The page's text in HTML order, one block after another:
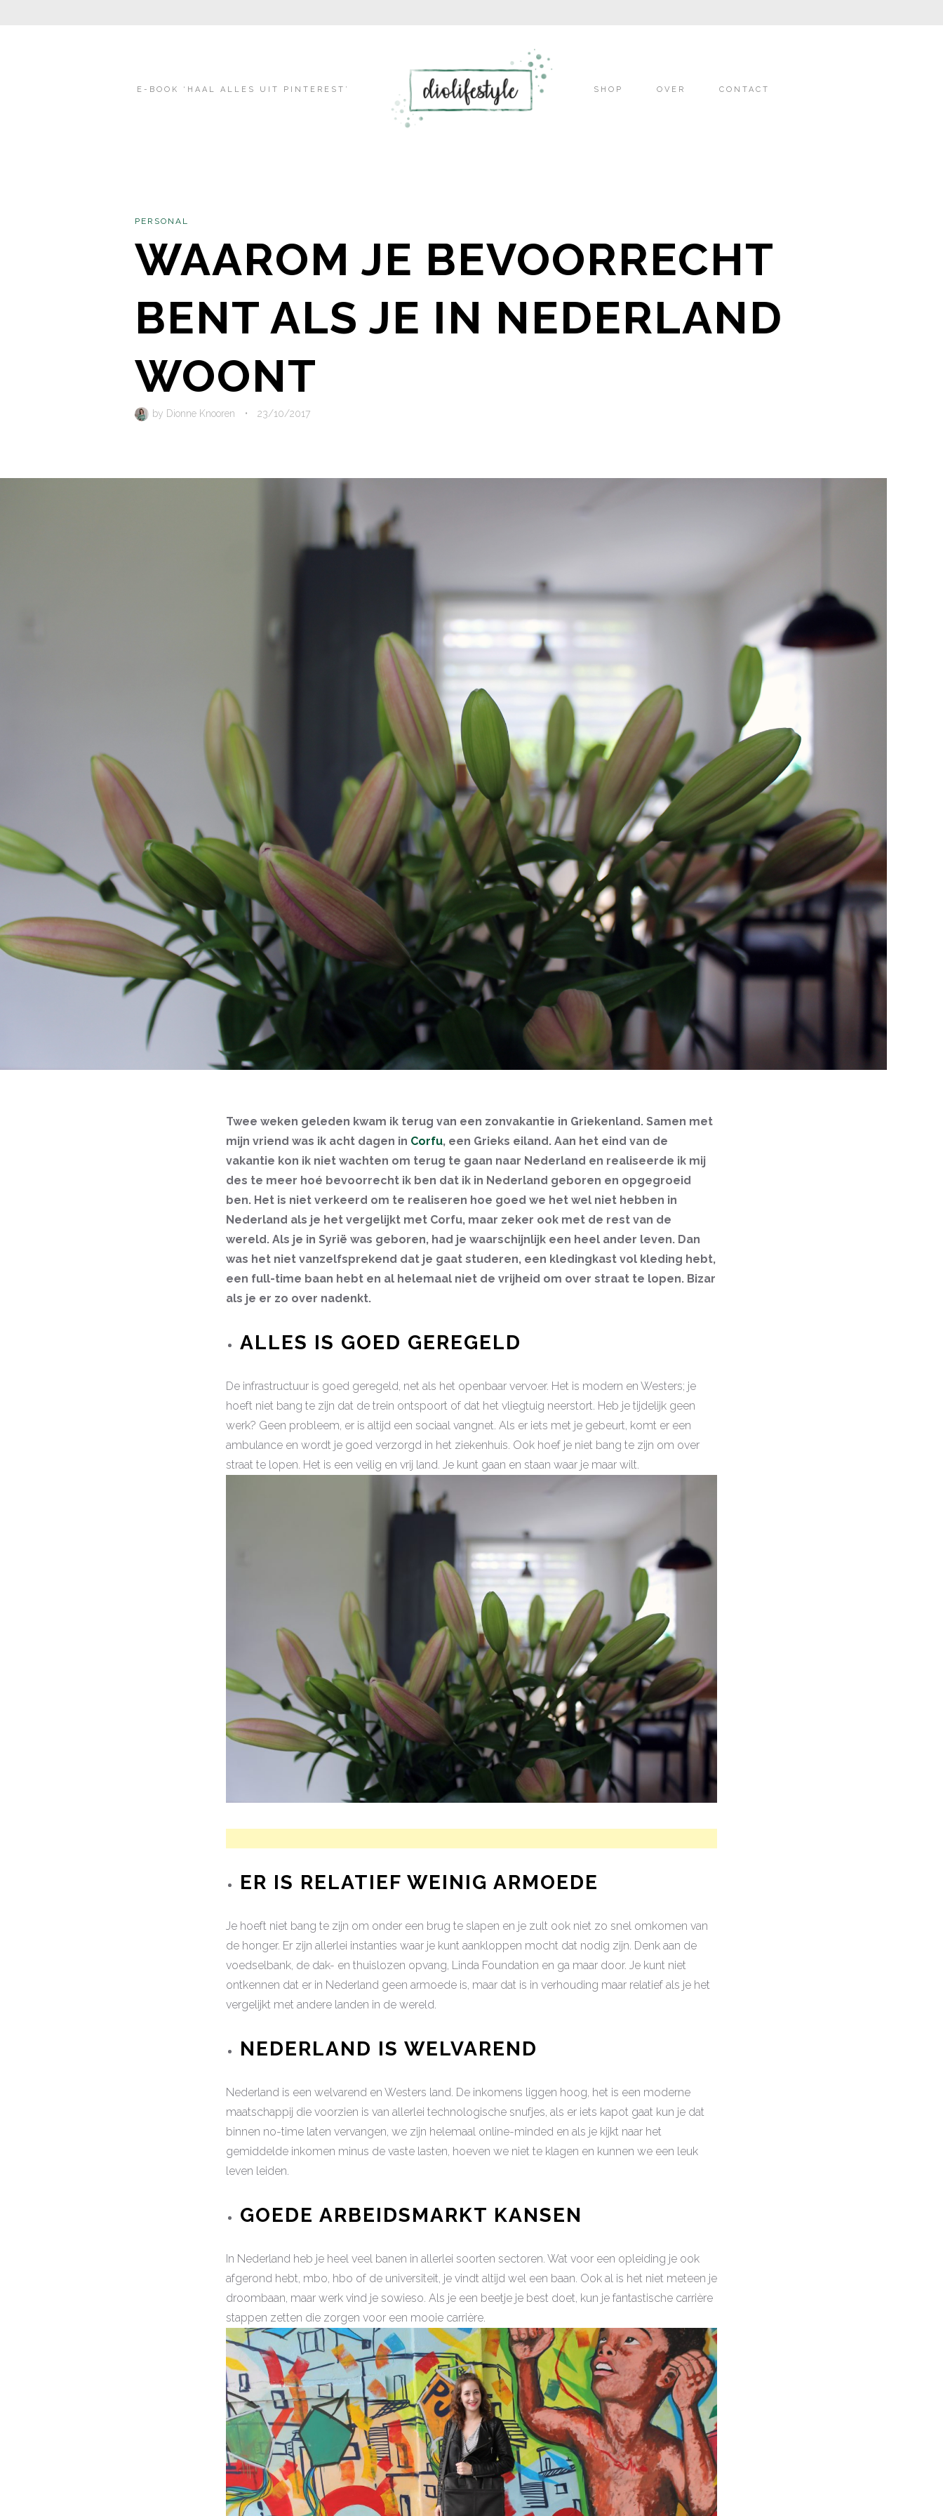
E-BOOK ‘HAAL ALLES UIT PINTEREST’ SHOP OVER CONTACT
PERSONAL
WAAROM JE BEVOORRECHT
BENT ALS JE IN NEDERLAND
WOONT
by Dionne Knooren • 23/10/2017
Twee weken geleden kwam ik terug van een zonvakantie in Griekenland. Samen met
mijn vriend was ik acht dagen in Corfu, een Grieks eiland. Aan het eind van de
vakantie kon ik niet wachten om terug te gaan naar Nederland en realiseerde ik mij
des te meer hoé bevoorrecht ik ben dat ik in Nederland geboren en opgegroeid
ben. Het is niet verkeerd om te realiseren hoe goed we het wel niet hebben in
Nederland als je het vergelijkt met Corfu, maar zeker ook met de rest van de
wereld. Als je in Syrië was geboren, had je waarschijnlijk een heel ander leven. Dan
was het niet vanzelfsprekend dat je gaat studeren, een kledingkast vol kleding hebt,
een full-time baan hebt en al helemaal niet de vrijheid om over straat te lopen. Bizar
als je er zo over nadenkt.
ALLES IS GOED GEREGELD
De infrastructuur is goed geregeld, net als het openbaar vervoer. Het is modern en Westers; je
hoeft niet bang te zijn dat de trein ontspoort of dat het vliegtuig neerstort. Heb je tijdelijk geen
werk? Geen probleem, er is altijd een sociaal vangnet. Als er iets met je gebeurt, komt er een
ambulance en wordt je goed verzorgd in het ziekenhuis. Ook hoef je niet bang te zijn om over
straat te lopen. Het is een veilig en vrij land. Je kunt gaan en staan waar je maar wilt.
ER IS RELATIEF WEINIG ARMOEDE
Je hoeft niet bang te zijn om onder een brug te slapen en je zult ook niet zo snel omkomen van
de honger. Er zijn allerlei instanties waar je kunt aankloppen mocht dat nodig zijn. Denk aan de
voedselbank, de dak- en thuislozen opvang, Linda Foundation en ga maar door. Je kunt niet
ontkennen dat er in Nederland geen armoede is, maar dat is in verhouding maar relatief als je het
vergelijkt met andere landen in de wereld.
NEDERLAND IS WELVAREND
Nederland is een welvarend en Westers land. De inkomens liggen hoog, het is een moderne
maatschappij die voorzien is van allerlei technologische snufjes, als er iets kapot gaat kun je dat
binnen no-time laten vervangen, we zijn helemaal online-minded en als je kijkt naar het
gemiddelde inkomen minus de vaste lasten, hoeven we niet te klagen en kunnen we een leuk
leven leiden.
GOEDE ARBEIDSMARKT KANSEN
In Nederland heb je heel veel banen in allerlei soorten sectoren. Wat voor een opleiding je ook
afgerond hebt, mbo, hbo of de universiteit, je vindt altijd wel een baan. Ook al is het niet meteen je
droombaan, maar werk vind je sowieso. Als je een beetje je best doet, kun je fantastische carrière
stappen zetten die zorgen voor een mooie carrière.